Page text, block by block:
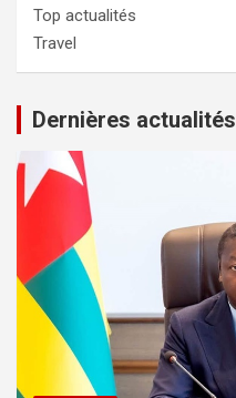
Top actualités
Travel
Dernières actualités